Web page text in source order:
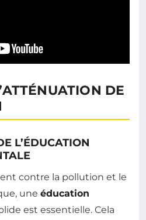
DE
L’ÉDUCATION
contre la pollution et le
une éducation
est essentielle. Cela